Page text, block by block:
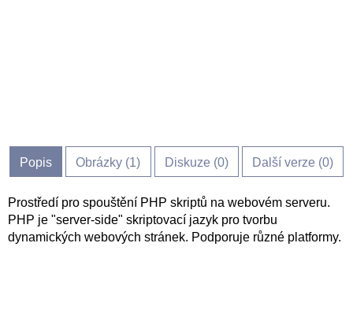
Popis Obrázky (1) Diskuze (0) Další verze (0)
Prostředí pro spouštění PHP skriptů na webovém serveru.
PHP je "server-side" skriptovací jazyk pro tvorbu
dynamických webových stránek. Podporuje různé platformy.